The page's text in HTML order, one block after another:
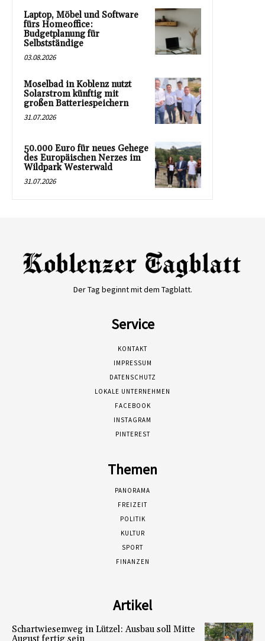
Laptop, Möbel und Software
fürs Homeoffice:
Budgetplanung für
Selbstständige
03.08.2026
Moselbad in Koblenz nutzt
Solarstrom künftig mit
großen Batteriespeichern
31.07.2026
50.000 Euro für neues Gehege
des Europäischen Nerzes im
Wildpark Westerwald
31.07.2026
Der Tag beginnt mit dem Tagblatt.
Service
KONTAKT
IMPRESSUM
DATENSCHUTZ
LOKALE UNTERNEHMEN
FACEBOOK
INSTAGRAM
PINTEREST
Themen
PANORAMA
FREIZEIT
POLITIK
KULTUR
SPORT
FINANZEN
Artikel
Schartwiesenweg in Lützel: Ausbau soll Mitte